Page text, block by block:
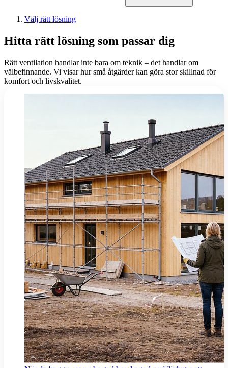
Välj rätt lösning
Hitta rätt lösning som passar dig
Rätt ventilation handlar inte bara om teknik – det handlar om
välbefinnande. Vi visar hur små åtgärder kan göra stor skillnad för
komfort och livskvalitet.